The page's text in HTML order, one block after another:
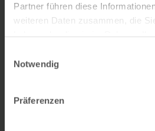
Partner führen diese
weiteren Daten zusammen, die
Notwendig
Präferenzen